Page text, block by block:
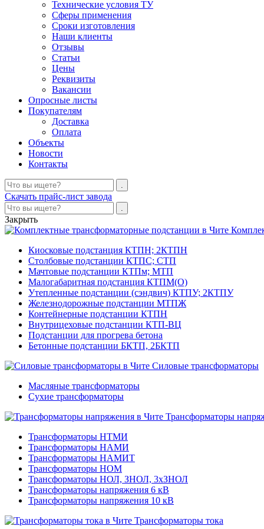
Технические условия ТУ
Сферы применения
Сроки изготовления
Наши клиенты
Отзывы
Статьи
Цены
Реквизиты
Вакансии
Опросные листы
Покупателям
Доставка
Оплата
Объекты
Новости
Контакты
Скачать прайс-лист завода
Закрыть
Киосковые подстанция КТПН; 2КТПН
Столбовые подстанции КТПС; СТП
Мачтовые подстанции КТПм; МТП
Малогабаритная подстанция КТПМ(О)
Утепленные подстанции (сэндвич) КТПУ; 2КТПУ
Железнодорожные подстанции МТПЖ
Контейнерные подстанции КТПН
Внутрицеховые подстанции КТП-ВЦ
Подстанции для прогрева бетона
Бетонные подстанции БКТП, 2БКТП
Силовые трансформаторы
Масляные трансформаторы
Сухие трансформаторы
Трансформаторы
Трансформаторы НТМИ
Трансформаторы НАМИ
Трансформаторы НАМИТ
Трансформаторы НОМ
Трансформаторы НОЛ, ЗНОЛ, 3хЗНОЛ
Трансформаторы напряжения 6 кВ
Трансформаторы напряжения 10 кВ
Трансформаторы тока